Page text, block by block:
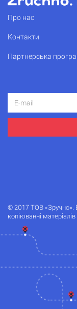
Про нас
Контакти
Партнерська
© 2017 ТОВ «Зручно».
копіюванні